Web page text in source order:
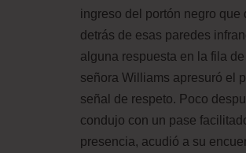
ingreso del portón negro que
detrás de esas paredes
alguna respuesta en la fila
señora Williams apresuró el
señal de respeto. Poco
condujo con un pase
presencia, acudió a su